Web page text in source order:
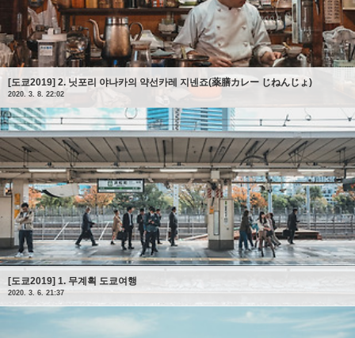
[도쿄2019] 2. 닛포리 야나카의 약선카레 지넨죠(薬膳カレー じねんじょ)
2020. 3. 8. 22:02
[도쿄2019] 1. 무계획 도쿄여행
2020. 3. 6. 21:37